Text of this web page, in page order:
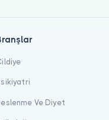
Ve Diyet